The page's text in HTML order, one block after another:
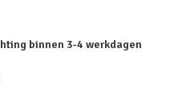
binnen 3-4 werkdagen